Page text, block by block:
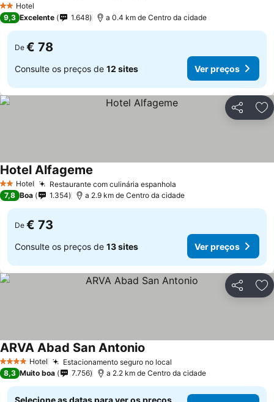
2 Estrelas
Hotel
9,3 Excelente 1.648 a 0.4 km de Centro da cidade
De € 78
Consulte os preços de 12 sites Ver preços
Partilhar
2 Estrelas
Hotel Restaurante com culinária espanhola
Hotel Alfageme
7,8 Boa 1.354 a 2.9 km de Centro da cidade
De € 73
Consulte os preços de 13 sites Ver preços
Partilhar
4 EstrelasHotel Estacionamento seguro no local
ARVA Abad San Antonio
8,3 Muito boa 7.756 a 2.2 km de Centro da cidade
Selecione as datas para ver os preços